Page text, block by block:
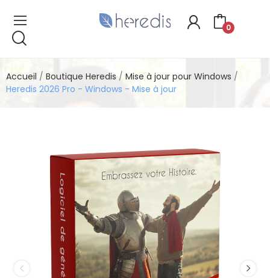
0
Accueil Boutique Heredis
Mise à jour pour Windows
Heredis 2026 Pro - Windows - Mise à jour